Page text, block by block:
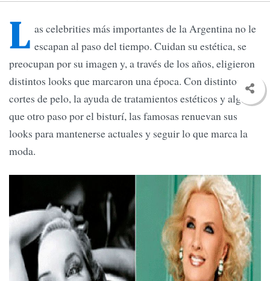
L as celebrities más importantes de la Argentina no le
escapan al paso del tiempo. Cuidan su estética, se
preocupan por su imagen y, a través de los años, eligieron
distintos looks que marcaron una época. Con distintos
cortes de pelo, la ayuda de tratamientos estéticos y algún
que otro paso por el bisturí, las famosas renuevan sus
looks para mantenerse actuales y seguir lo que marca la
moda.